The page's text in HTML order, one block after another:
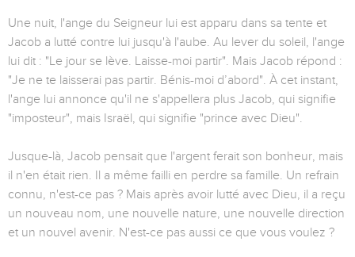
Une nuit, l'ange du Seigneur lui est apparu dans sa tente et
Jacob a lutté contre lui jusqu'à l'aube. Au lever du soleil, l'ange
lui dit : "Le jour se lève. Laisse-moi partir". Mais Jacob répond :
"Je ne te laisserai pas partir. Bénis-moi d’abord". À cet instant,
l'ange lui annonce qu'il ne s'appellera plus Jacob, qui signifie
"imposteur", mais Israël, qui signifie "prince avec Dieu".
Jusque-là, Jacob pensait que l'argent ferait son bonheur, mais
il n'en était rien. Il a même failli en perdre sa famille. Un refrain
connu, n'est-ce pas ? Mais après avoir lutté avec Dieu, il a reçu
un nouveau nom, une nouvelle nature, une nouvelle direction
et un nouvel avenir. N'est-ce pas aussi ce que vous voulez ?